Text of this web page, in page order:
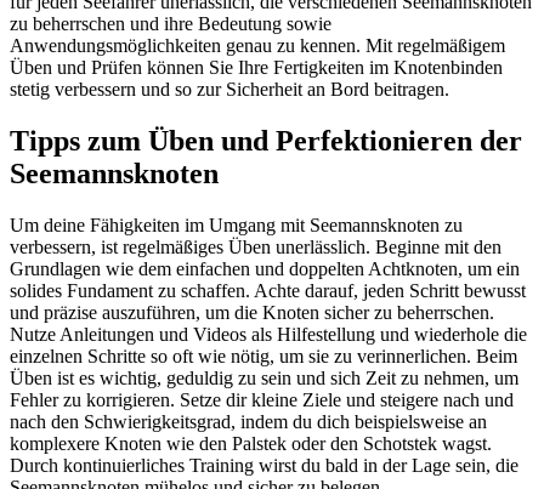
zu beherrschen und ihre Bedeutung sowie
Anwendungsmöglichkeiten genau zu kennen. Mit regelmäßigem
Üben und Prüfen können Sie Ihre Fertigkeiten im Knotenbinden
stetig verbessern und so zur Sicherheit an Bord beitragen.
Tipps zum Üben und Perfektionieren der
Seemannsknoten
Um deine Fähigkeiten im Umgang mit Seemannsknoten zu
verbessern, ist regelmäßiges Üben unerlässlich. Beginne mit den
Grundlagen wie dem einfachen und doppelten Achtknoten, um ein
solides Fundament zu schaffen. Achte darauf, jeden Schritt bewusst
und präzise auszuführen, um die Knoten sicher zu beherrschen.
Nutze Anleitungen und Videos als Hilfestellung und wiederhole die
einzelnen Schritte so oft wie nötig, um sie zu verinnerlichen. Beim
Üben ist es wichtig, geduldig zu sein und sich Zeit zu nehmen, um
Fehler zu korrigieren. Setze dir kleine Ziele und steigere nach und
nach den Schwierigkeitsgrad, indem du dich beispielsweise an
komplexere Knoten wie den Palstek oder den Schotstek wagst.
Durch kontinuierliches Training wirst du bald in der Lage sein, die